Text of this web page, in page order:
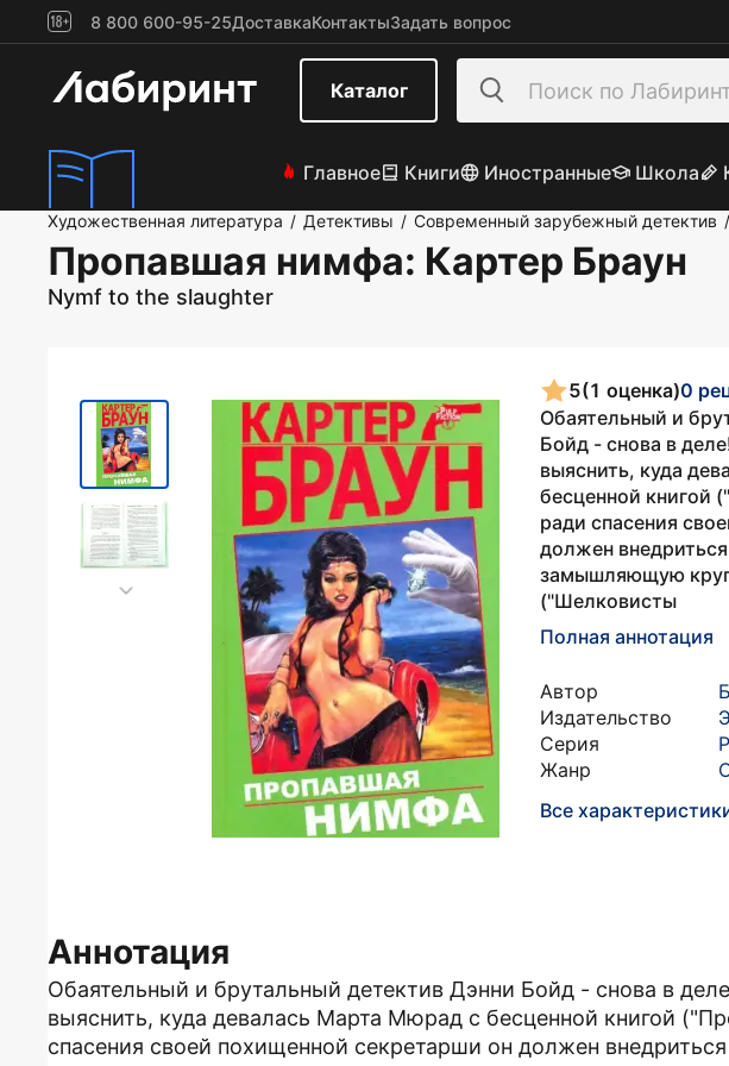
8 800 600-95-25ДоставкаКонтактыЗадать вопрос
Каталог
Главное Книги Иностранные Школа
Художественная литература / Детективы / Современный зарубежный детектив /
Пропавшая нимфа: Картер Браун
Nymf to the slaughter
5(1 оценка)0
Обаятельный и
Бойд - снова в
выяснить, куда
бесценной книгой
ради спасения
должен
замышляющую
("Шелковисты
Полная аннотация
Автор
Издательство
Серия
Жанр
Все
Аннотация
Обаятельный и брутальный детектив Дэнни Бойд - снова в
выяснить, куда девалась Марта Мюрад с бесценной книгой
спасения своей похищенной секретарши он должен